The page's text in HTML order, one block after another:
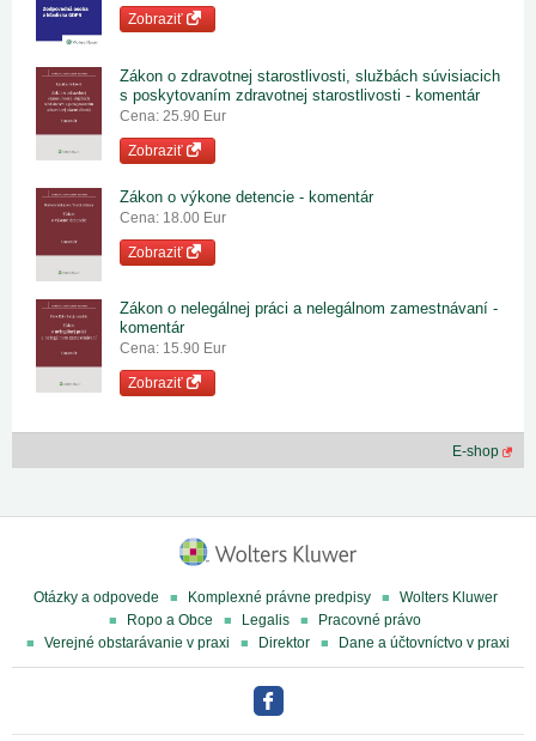
Zobraziť
Zákon o zdravotnej starostlivosti, službách súvisiacich
s poskytovaním zdravotnej starostlivosti - komentár
Cena: 25.90 Eur
Zobraziť
Zákon o výkone detencie - komentár
Cena: 18.00 Eur
Zobraziť
Zákon o nelegálnej práci a nelegálnom zamestnávaní -
komentár
Cena: 15.90 Eur
Zobraziť
E-shop
Otázky a odpovede Komplexné právne predpisy
Wolters Kluwer
Ropo a Obce
Legalis
Pracovné právo
Verejné obstarávanie v praxi
Direktor Dane a účtovníctvo v praxi